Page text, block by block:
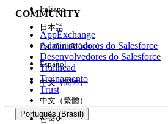
Experiência
COMMUNITY
AppExchange
Administradores do Salesforce
Desenvolvedores do Salesforce
Trailhead
Treinamento
Trust
Português (Brasil)
Italiano
日本語
Español (México)
Español
中文（简体）
中文（繁體）
한국어